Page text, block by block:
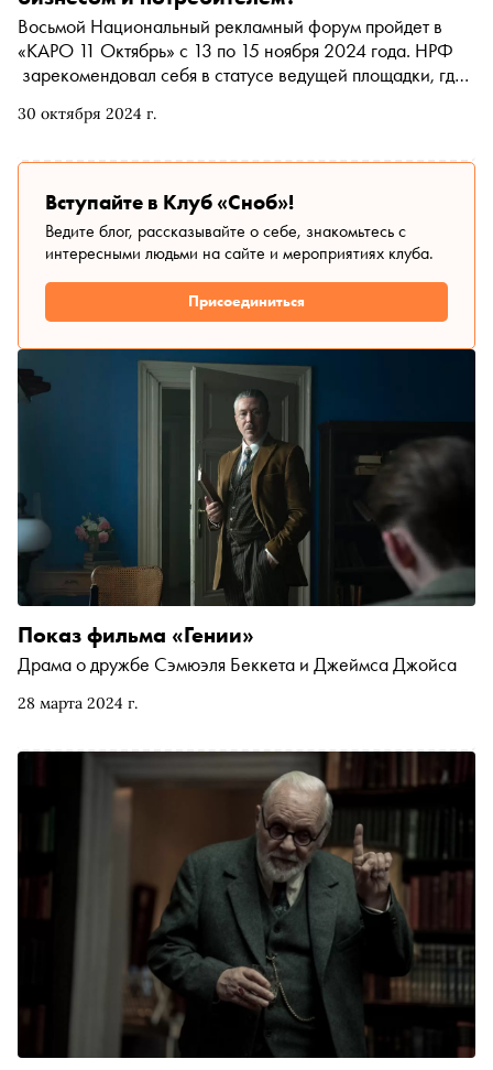
30 октября 2024 г.
Восьмой Национальный рекламный форум пройдет в
«КАРО 11 Октябрь» с 13 по 15 ноября 2024 года. НРФ
зарекомендовал себя в статусе ведущей площадки, где
и общество, а также происходит обмен эффективными
Вступайте в Клуб «Сноб»!
Ведите блог, рассказывайте о себе, знакомьтесь с
интересными людьми на сайте и мероприятиях клуба.
Присоединиться
28 марта 2024 г.
Показ фильма «Гении»
Драма о дружбе Сэмюэля Беккета и Джеймса Джойса